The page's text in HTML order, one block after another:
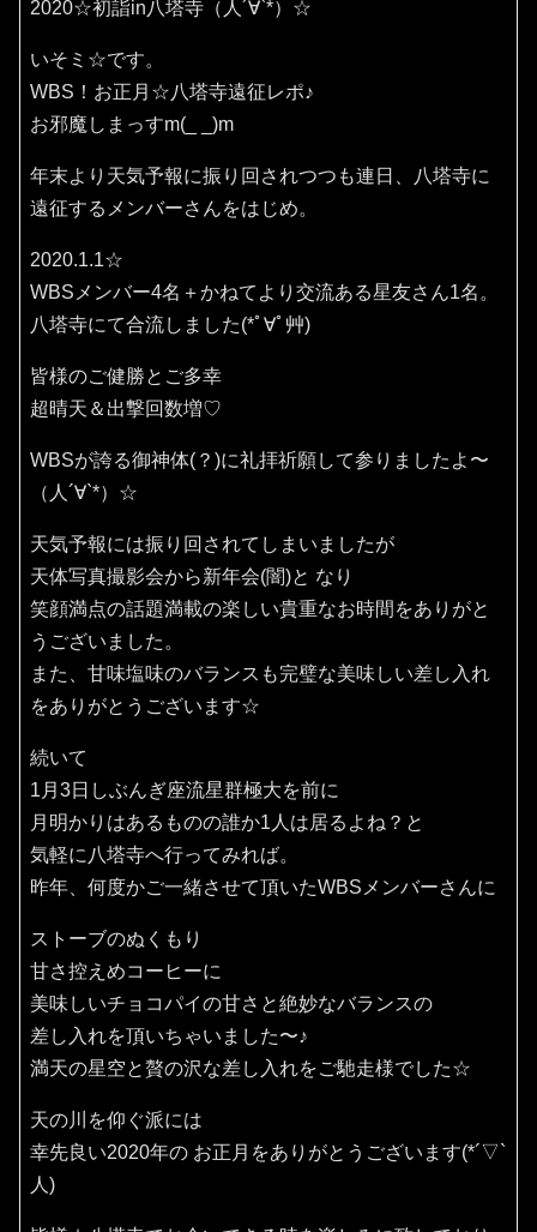
2020☆初詣in八塔寺（人´∀`*）☆
いそミ☆です。
WBS！お正月☆八塔寺遠征レポ♪
お邪魔しまっすm(_ _)m
年末より天気予報に振り回されつつも連日、八塔寺に
遠征するメンバーさんをはじめ。
2020.1.1☆
WBSメンバー4名＋かねてより交流ある星友さん1名。
八塔寺にて合流しました(*ﾟ∀ﾟ艸)
皆様のご健勝とご多幸
超晴天＆出撃回数増♡
WBSが誇る御神体(？)に礼拝祈願して参りましたよ〜
（人´∀`*）☆
天気予報には振り回されてしまいましたが
天体写真撮影会から新年会(闇)と なり
笑顔満点の話題満載の楽しい貴重なお時間をありがと
うございました。
また、甘味塩味のバランスも完璧な美味しい差し入れ
をありがとうございます☆
続いて
1月3日しぶんぎ座流星群極大を前に
月明かりはあるものの誰か1人は居るよね？と
気軽に八塔寺へ行ってみれば。
昨年、何度かご一緒させて頂いたWBSメンバーさんに
ストーブのぬくもり
甘さ控えめコーヒーに
美味しいチョコパイの甘さと絶妙なバランスの
差し入れを頂いちゃいました〜♪
満天の星空と贅の沢な差し入れをご馳走様でした☆
天の川を仰ぐ派には
幸先良い2020年の お正月をありがとうございます(*´▽`
人)